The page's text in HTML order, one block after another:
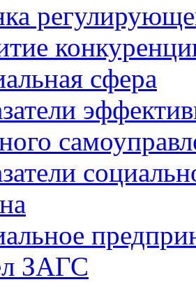
сфера
ЗАГС